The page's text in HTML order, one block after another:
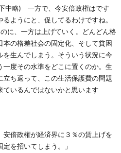
中略) 一方で、今安倍政権はです
ようにと、促してるわけですね。
に、一方は上げていく。どんどん格
の格差社会の固定化、そして貧困
生んでしまう。そういう状況に今
度その水準をどこに置くのか。生
ち返って、この生活保護費の問題
いるんではないかと思います
安倍政権が経済界に３％の賃上げを
を招いてしまう。」